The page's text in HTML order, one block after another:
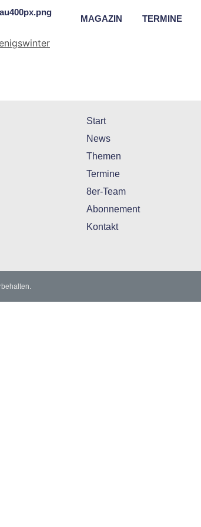
MAGAZIN TERMINE
Start
News
Themen
Termine
8er-Team
Abonnement
Kontakt